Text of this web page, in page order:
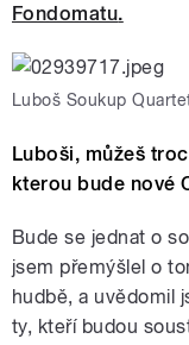
Fondomatu.
Luboš Soukup
Luboši, můžeš
kterou bude nové
Bude se jednat o
jsem přemýšlel o
hudbě, a uvědomil
ty, kteří budou